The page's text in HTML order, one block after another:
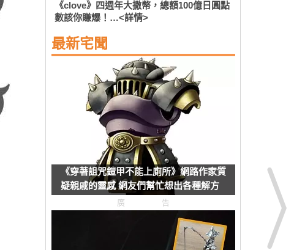
《clove》四週年大撒幣，總額100億日圓點
數該你賺爆！…<詳情>
最新宅聞
《穿著詛咒鎧甲不能上廁所》網路作家質
疑親戚的靈感 網友們幫忙想出各種解方
廣告